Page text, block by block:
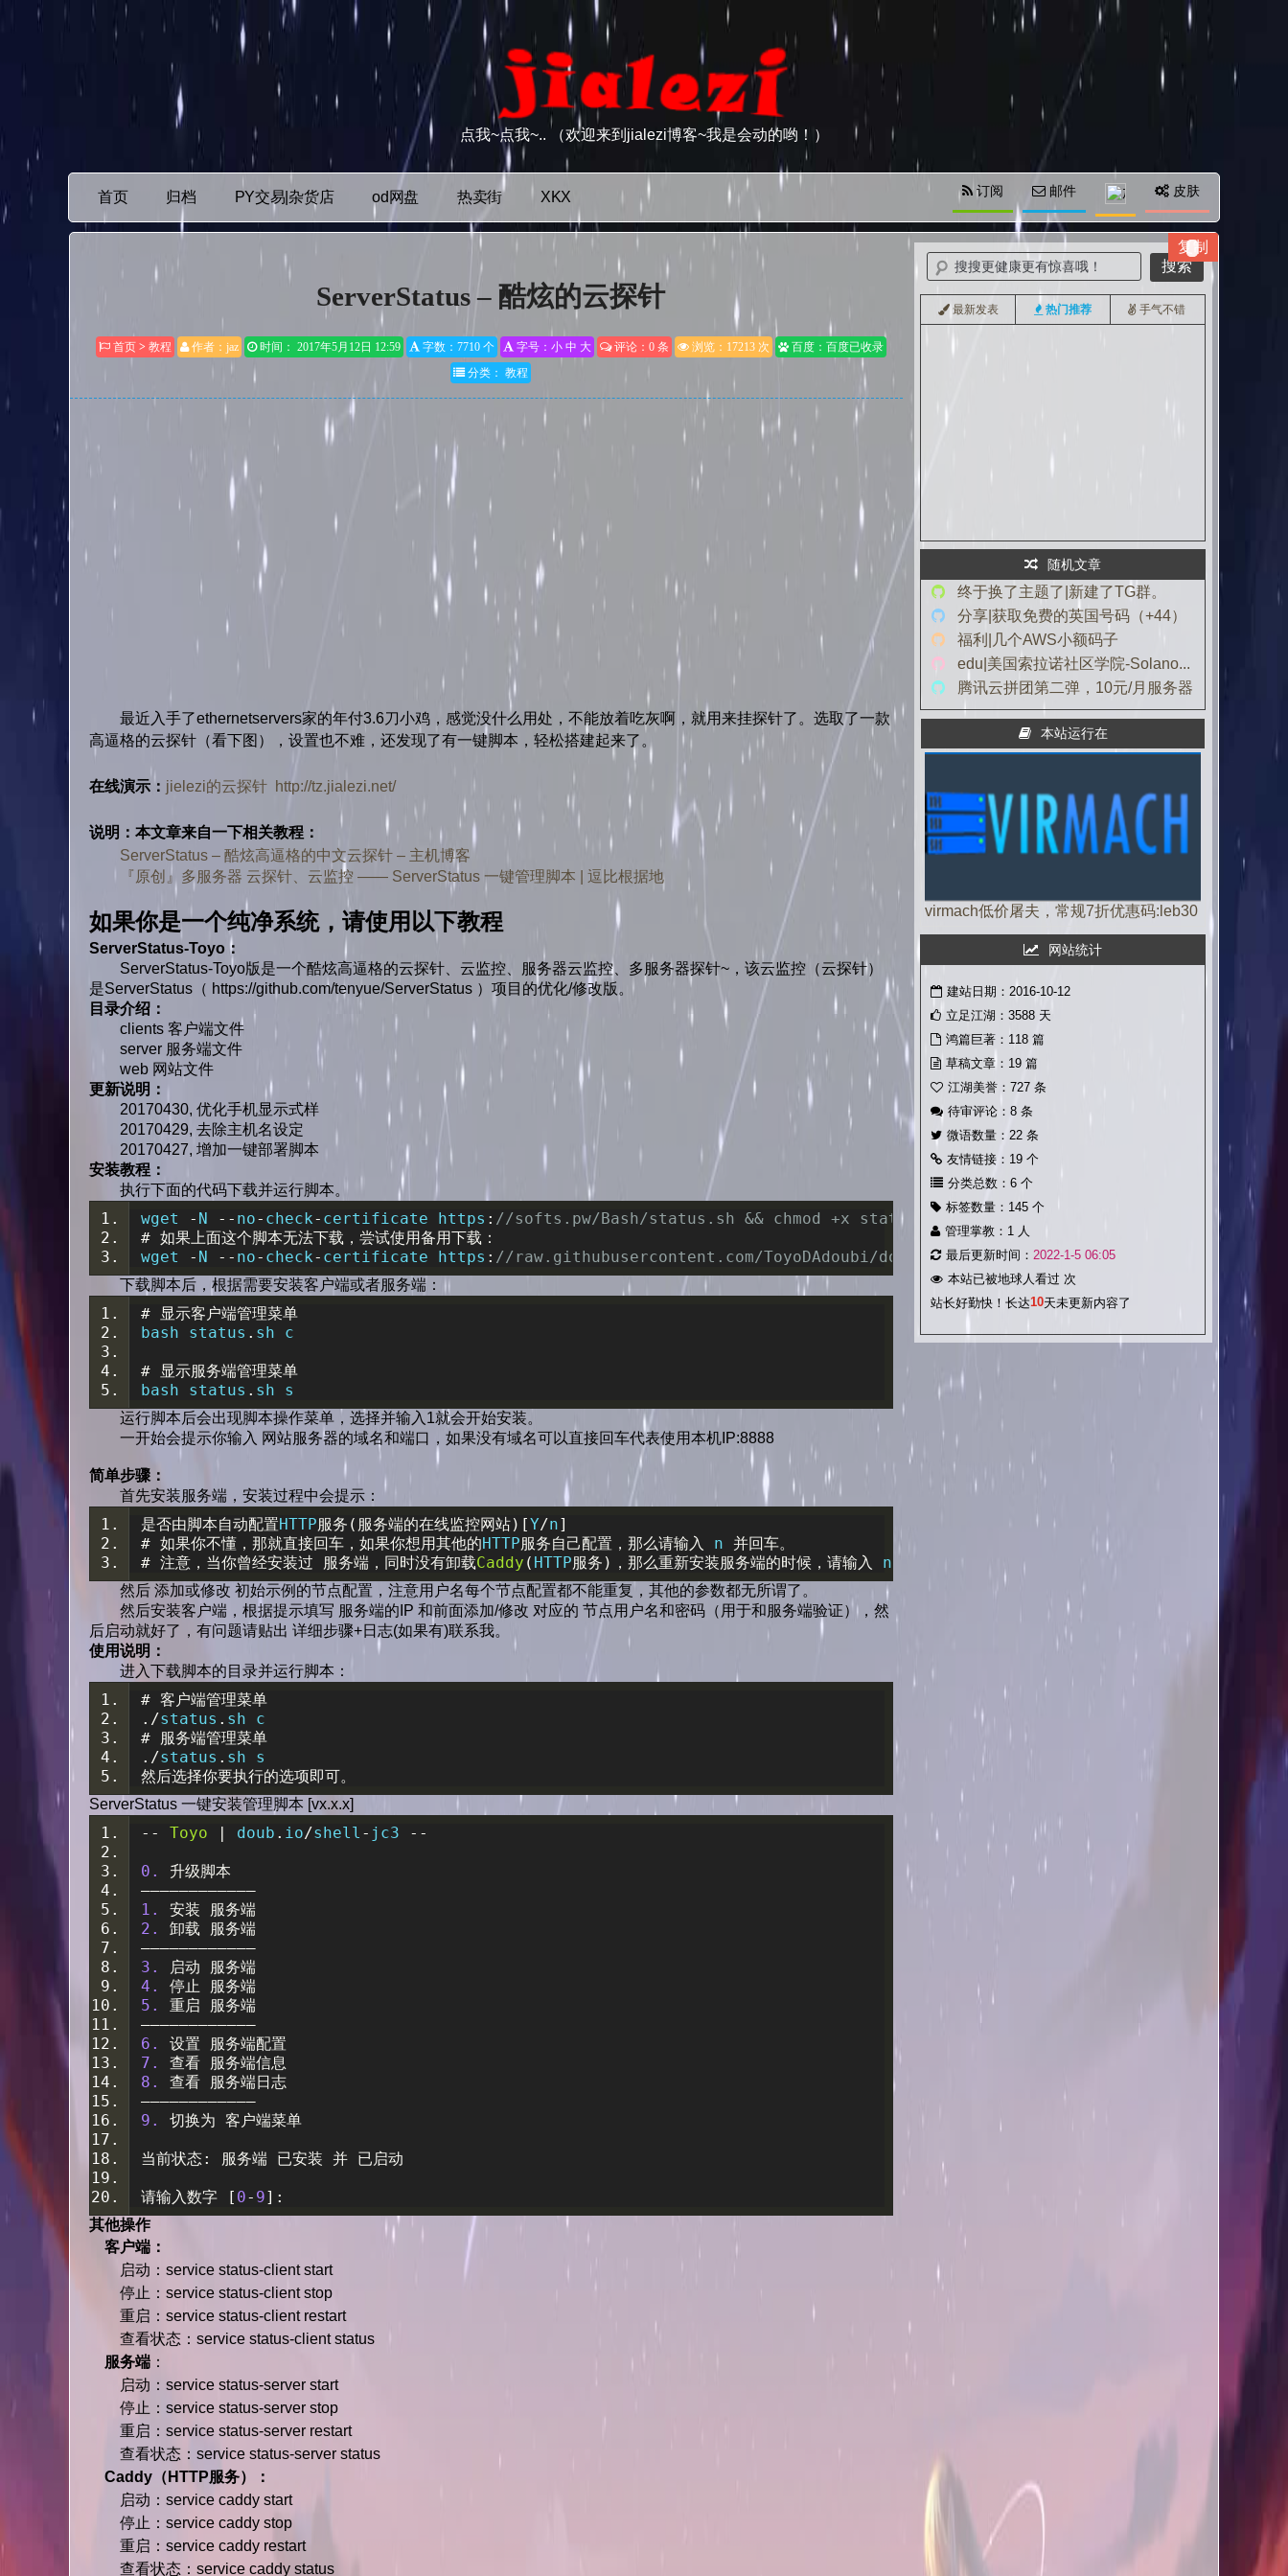
点我~点我~.. （欢迎来到jialezi博客~我是会动的哟！）
首页 归档 PY交易|杂货店 od网盘 热卖街 XKX 皮肤
邮件
订阅
ServerStatus – 酷炫的云探针
首页 > 教程 作者： jaz 时间： 2017年5月12日 12:59 字数：7710 个 字号： 小 中 大 评论：0 条 浏览：17213 次
百度：百度已收录
分类：教程
最近入手了ethernetservers家的年付3.6刀小鸡，感觉没什么用处，不能放着吃灰啊，就用来挂探针了。 选取了一款
高逼格的云探针（看下图 ），设置也不难，还发现了有一键脚本，轻松搭建起来了。
在线演示： jielezi的云探针 http://tz.jialezi.net/
说明：本文章来自一下相关教程：
ServerStatus – 酷炫高逼格的中文云探针 – 主机博客
『原创』多服务器 云探针、云监控 —— ServerStatus 一键管理脚本 | 逗比根据地
如果你是一个纯净系统，请使用以下教程
ServerStatus-Toyo：
ServerStatus-Toyo版是一个酷炫高逼格的云探针、云监控、服务器云监控、多服务器探针~，该云监控（云探针）
是ServerStatus（ https://github.com/tenyue/ServerStatus ）项目的优化/修改版。
目录介绍 ：
clients 客户端文件
server 服务端文件
web 网站文件
更新说明：
20170430, 优化手机显示式样
20170429, 去除主机名设定
20170427, 增加一键部署脚本
安装教程：
执行下面的代码下载并运行脚本。
wget - N -- no- check- certificate https : //softs.pw/Bash/status.sh && chmod +x status.sh
# 如果上面这个脚本无法下载，尝试使用备用下载：
wget
- N -- no- check- certificate https : //raw.githubusercontent.com/ToyoDAdoubi/doubi/master/status.sh && chmod +x
下载脚本后，根据需要安装客户端或者服务端：
#
显示客户端管理菜单
bash status . sh c
#
显示服务端管理菜单
bash status . sh s
运行脚本后会出现脚本操作菜单，选择并输入1就会开始安装。
一开始会提示你输入 网站服务器的域名和端口，如果没有域名可以直接回车代表使用本机IP:8888
简单步骤：
首先安装服务端，安装过程中会提示：
是否由脚本自动配置HTTP服务(服务端的在线监控网站)[Y/n]
# 如果你不懂，那就直接回车，如果你想用其他的HTTP服务自己配置，那么请输入 n 并回车。
# 注意，当你曾经安装过 服务端，同时没有卸载Caddy ( HTTP服务)，那么重新安装服务端的时候，请输入 n
然后 添加或修改 初始示例的节点配置，注意用户名每个节点配置都不能重复，其他的参数都无所谓了。
然后安装客户端，根据提示填写 服务端的IP 和前面添加/修改 对应的 节点用户名和密码（用于和服务端验证），然
后启动就好了，有问题请贴出 详细步骤+日志(如果有)联系我。
使用说明：
进入下载脚本的目录并运行脚本：
# 客户端管理菜单
./status . sh c
# 服务端管理菜单
./status . sh s
然后选择你要执行的选项即可。
ServerStatus 一键安装管理脚本 [vx.x.x]
-- Toyo | doub . io/shell - jc3 --
0.
升级脚本
————————————
1.
安装
服务端
2.
卸载
服务端
————————————
3.
启动
服务端
4.
停止
服务端
5.
重启
服务端
————————————
6.
设置
服务端配置
7.
查看 服务端信息
8.
查看 服务端日志
————————————
9.
切换为 客户端菜单
当前状态: 服务端 已安装 并 已启动
请输入数字 [ 0- 9]:
其他操作
客户端：
启动：service status-client start
停止：service status-client stop
重启：service status-client restart
查看状态：service status-client status
服务端 ：
启动：service status-server start
停止：service status-server stop
重启：service status-server restart
查看状态：service status-server status
Caddy（HTTP服务）：
启动：service caddy start
停止：service caddy stop
重启：service caddy restart
查看状态：service caddy status
最新发表 热门推荐 手气不错
随机文章
终于换了主题了|新建了TG群。
分享|获取免费的英国号码（+44）
福利|几个AWS小额码子
edu|美国索拉诺社区学院-Solano...
腾讯云拼团第二弹，10元/月服务器
本站运行在
virmach低价屠夫，常规7折优惠码:leb30
网站统计
建站日期：2016-10-12
立足江湖：3588 天
鸿篇巨著：118 篇
草稿文章：19 篇
江湖美誉：727 条
待审评论：8 条
微语数量：22 条
友情链接：19 个
分类总数：6 个
标签数量：145 个
管理掌教：1 人
最后更新时间： 2022-1-5 06:05
本站已被地球人看过 次
站长好勤快！长达10天未更新内容了